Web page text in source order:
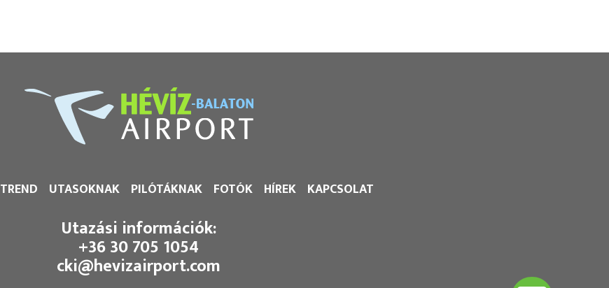
UTASOKNAK PILÓTÁKNAK FOTÓK HÍREK KAPCSOLAT
Utazási információk:
+36 30 705 1054
cki@hevizairport.com